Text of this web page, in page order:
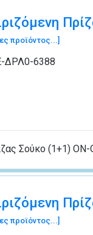
προϊόντος...]
ΔΡΛ0-6388
Σούκο (1+1)
προϊόντος...]